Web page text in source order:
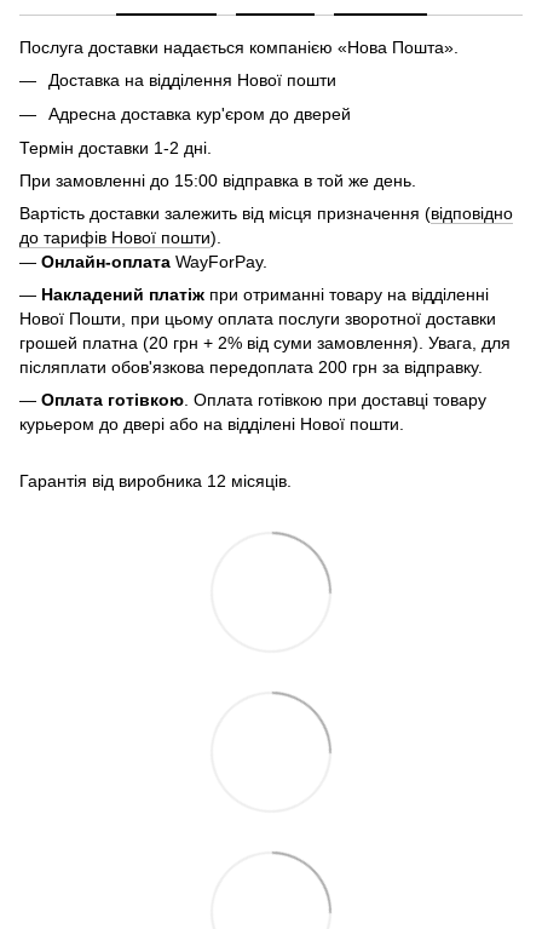
Послуга доставки надається компанією «Нова Пошта».
Доставка на відділення Нової пошти
Адресна доставка кур'єром до дверей
Термін доставки 1-2 дні.
При замовленні до 15:00 відправка в той же день.
Вартість доставки залежить від місця призначення (відповідно
до тарифів Нової пошти).
— Онлайн-оплата WayForPay.
— Накладений платіж при отриманні товару на відділенні
Нової Пошти, при цьому оплата послуги зворотної доставки
грошей платна (20 грн + 2% від суми замовлення). Увага, для
післяплати обов'язкова передоплата 200 грн за відправку.
— Оплата готівкою. Оплата готівкою при доставці товару
курьером до двері або на відділені Нової пошти.
Гарантія від виробника 12 місяців.